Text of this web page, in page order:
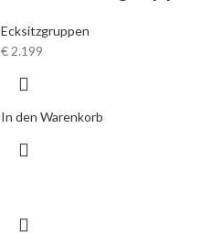
Ecksitzgruppen
€2.199
In den Warenkorb